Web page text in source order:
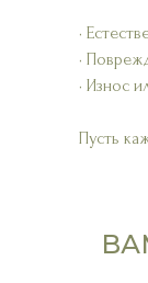
•
•
• Износ
Пусть